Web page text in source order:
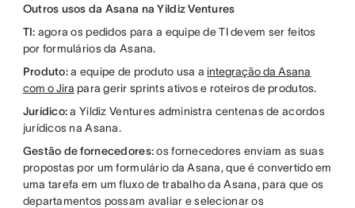
Outros usos da Asana na Yildiz Ventures
TI: agora os pedidos para a equipe de TI devem ser feitos
por formulários da Asana.
Produto:a equipe de produto usa a integração da Asana
com o Jira para gerir sprints ativos e roteiros de produtos.
Jurídico:a Yildiz Ventures administra centenas de acordos
jurídicos na Asana.
Gestão de fornecedores:os fornecedores enviam as suas
propostas por um formulário da Asana, que é convertido em
uma tarefa em um fluxo de trabalho da Asana, para que os
departamentos possam avaliar e selecionar os